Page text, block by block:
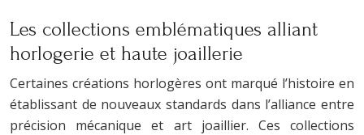
Les collections emblématiques alliant
horlogerie et haute joaillerie
Certaines créations horlogères ont marqué l’histoire en
établissant de nouveaux standards dans l’alliance entre
précision mécanique et art joaillier. Ces collections